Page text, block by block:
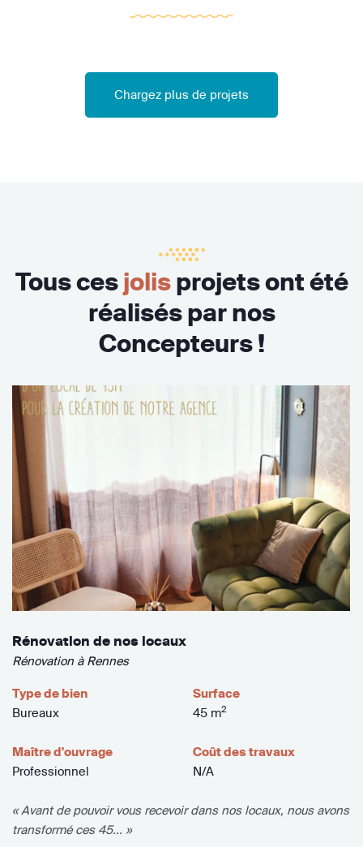
Chargez plus de projets
Tous cesjolisprojets ont été
réalisés par nos
Concepteurs !
Rénovation de nos locaux
Rénovation à Rennes
Type de bien
Bureaux
Surface
45 m2
Maître d'ouvrage
Professionnel
Coût des travaux
N/A
« Avant de pouvoir vous recevoir dans nos locaux, nous avons
transformé ces 45... »